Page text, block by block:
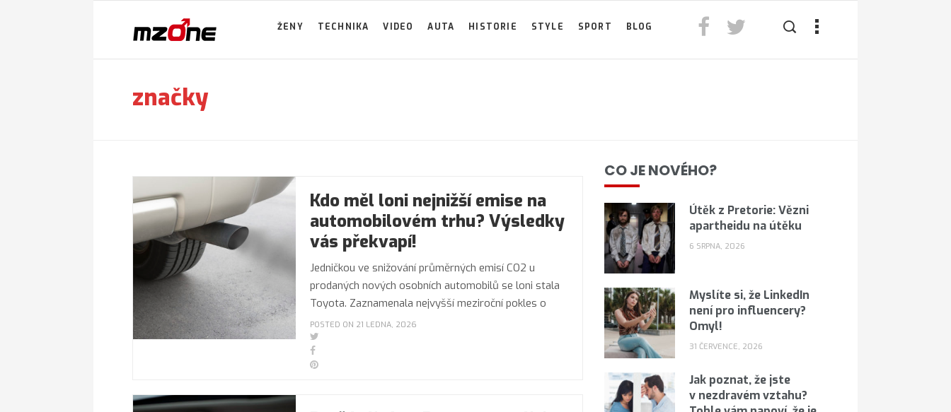
ŽENY TECHNIKA VIDEO AUTA HISTORIE STYLE SPORT BLOG
značky
Kdo měl loni nejnižší emise na
automobilovém trhu? Výsledky
vás překvapí!
Jedničkou ve snižování průměrných emisí CO2 u
prodaných nových osobních automobilů se loni stala
Toyota. Zaznamenala nejvyšší meziroční pokles o
POSTED ON 21 LEDNA, 2026
CO JE NOVÉHO?
Útěk z Pretorie: Vězni
apartheidu na útěku
6 SRPNA, 2026
Myslíte si, že LinkedIn
není pro influencery?
Omyl!
31 ČERVENCE, 2026
Jak poznat, že jste
v nezdravém vztahu?